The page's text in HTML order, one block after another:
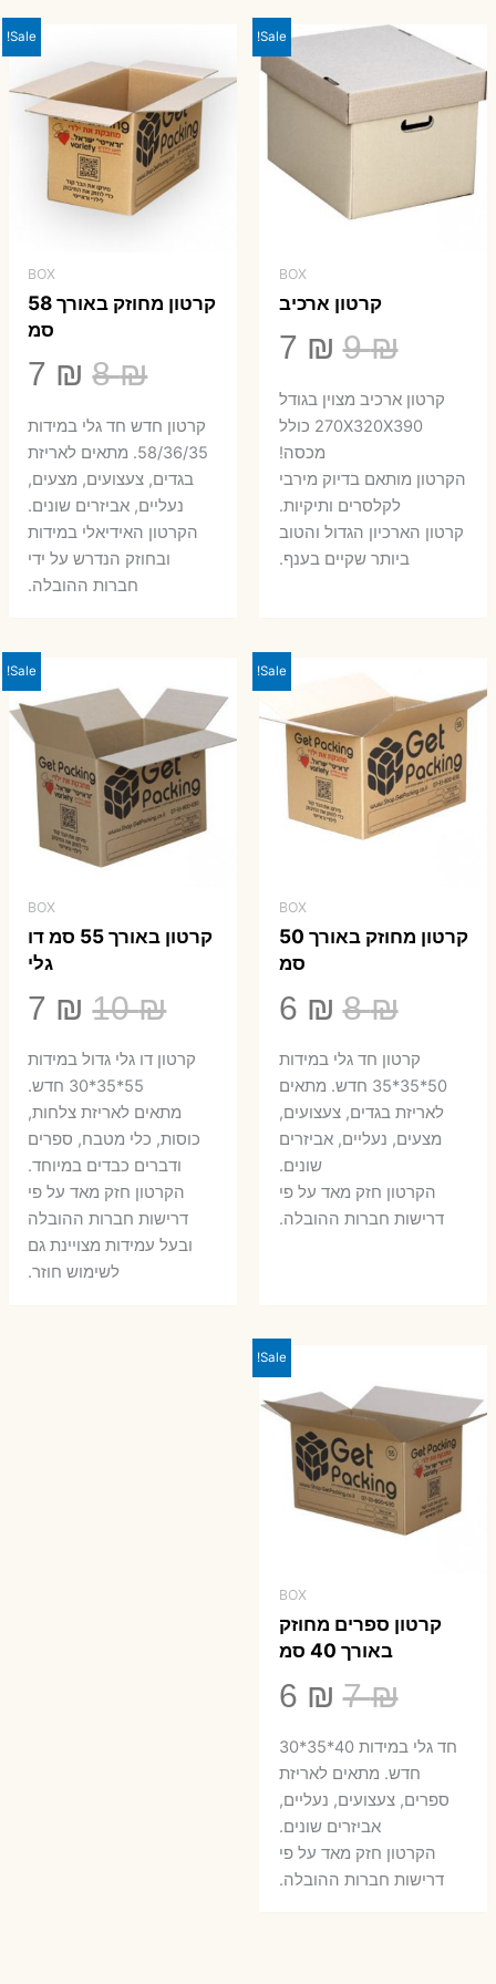
29 ₪.
23 ₪.
Sale!
BOX
קרטון ארכיב
9₪
המחיר
המקורי
היה:
9 ₪.
7 ₪
הנוכחי
הוא:
קרטון ארכיב מצוין בגודל
270X320X390 כולל
מכסה!
הקרטון מותאם בדיוק מירבי
לקלסרים ותיקיות.
קרטון הארכיון הגדול והטוב
ביותר שקיים בענף.
Sale!
BOX
קרטון מחוזק באורך 58
סמ
8₪
היה:
8 ₪.
7 ₪
7 ₪.
קרטון חדש חד גלי במידות
58/36/35. מתאים לאריזת
בגדים, צעצועים, מצעים,
נעליים, אביזרים שונים.
הקרטון האידיאלי במידות
ובחוזק הנדרש על ידי
חברות ההובלה.
Sale!
BOX
קרטון מחוזק באורך 50
סמ
8₪
המחיר
המקורי
היה:
8 ₪.
6 ₪
הנוכחיקרטון חד גלי במידות
50*35*35 חדש. מתאים
לאריזת בגדים, צעצועים,
מצעים, נעליים, אביזרים
שונים.
הקרטון חזק מאד על פי
דרישות חברות ההובלה.
Sale!
BOX
קרטון באורך 55 סמ דו
גלי
10₪
היה:
10 ₪.
7 ₪
7 ₪.
קרטון דו גלי גדול במידות
55*35*30 חדש.
מתאים לאריזת צלחות,
כוסות, כלי מטבח, ספרים
ודברים כבדים במיוחד.
הקרטון חזק מאד על פי
דרישות חברות ההובלה
ובעל עמידות מצויינת גם
לשימוש חוזר.
Sale!
BOX
קרטון ספרים מחוזק
באורך 40 סמ
7₪
המחיר
המקורי
היה:
7 ₪.
6 ₪
הוא:
חד גלי במידות 40*35*30
חדש. מתאים לאריזת
ספרים, צעצועים, נעליים,
אביזרים שונים.
הקרטון חזק מאד על פי
דרישות חברות ההובלה.